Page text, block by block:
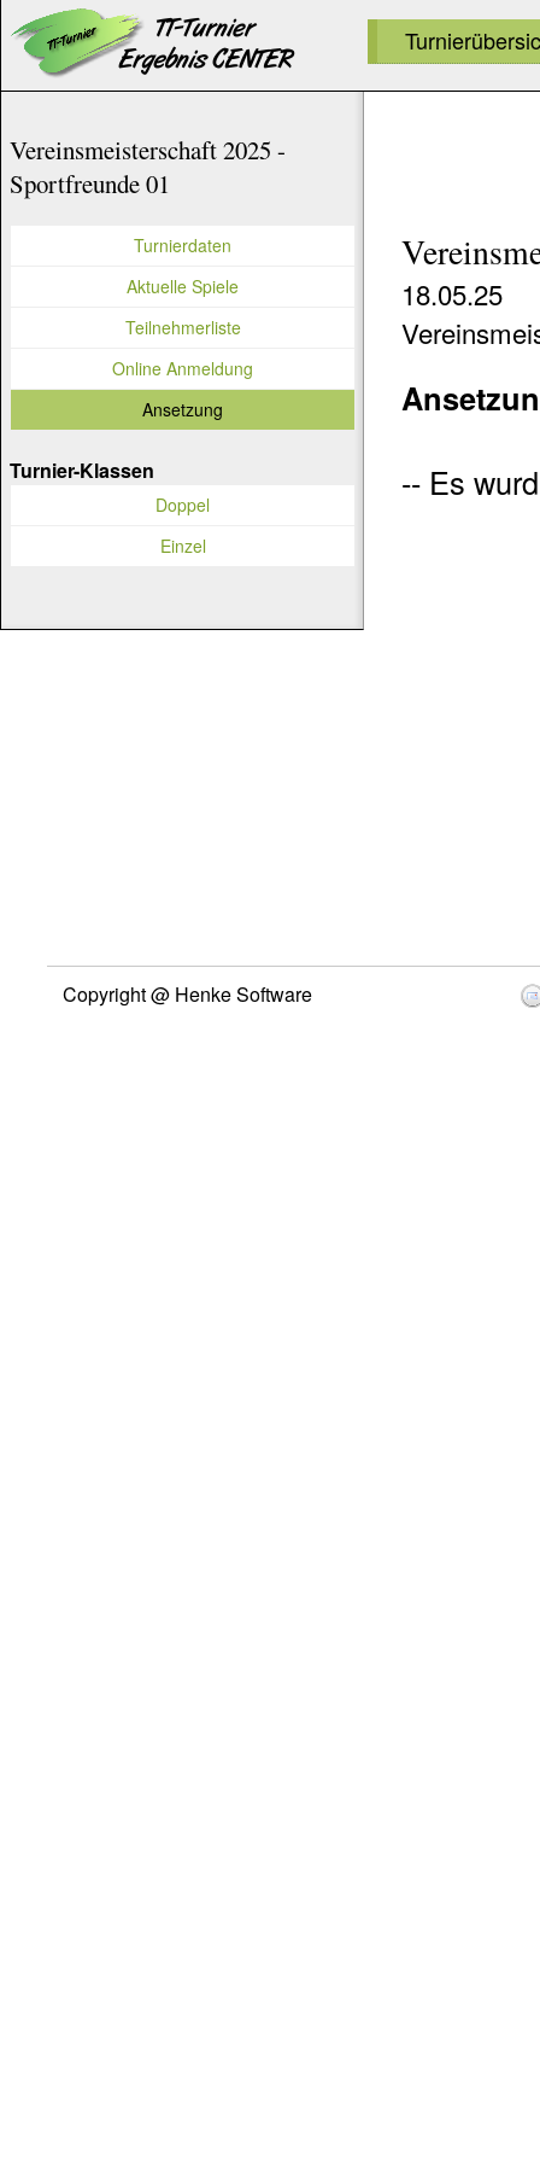
18.05.25
-- Es
Vereinsmeisterschaft 2025 -
Sportfreunde 01
Turnierdaten
Aktuelle Spiele
Teilnehmerliste
Online Anmeldung
Ansetzung
Turnier-Klassen
Doppel
Einzel
Copyright @ Henke Software